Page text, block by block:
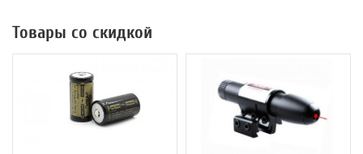
Товары со скидкой